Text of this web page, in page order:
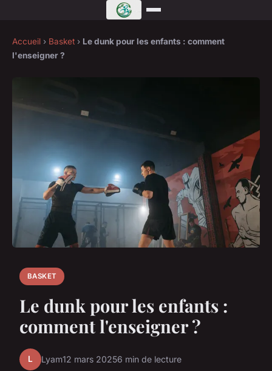
Accueil › Basket › Le dunk pour les enfants : comment
l'enseigner ?
BASKET
Le dunk pour les enfants :
comment l'enseigner ?
L Lyam12 mars 20256 min de lecture